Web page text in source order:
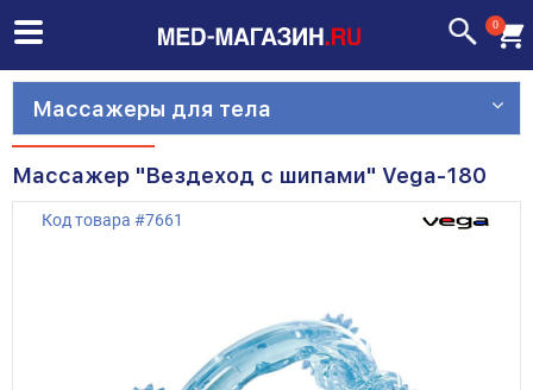
0
Массажеры для тела
Массажер "Вездеход с шипами" Vega-180
Код товара #7661